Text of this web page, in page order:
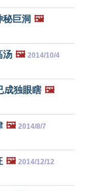
巨洞 🖼️
汤 🖼️ 2014/10/4
成独眼瞎 🖼️
🖼️ 2014/8/7
🖼️ 2014/12/12